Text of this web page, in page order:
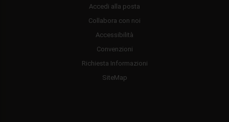
Accedi alla posta
Collabora con noi
Accessibilità
Convenzioni
Richiesta Informazioni
SiteMap